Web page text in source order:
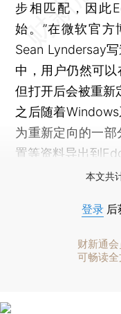
步相匹配，因此
始。”在微软官方
Sean Lyndersay
中，用户仍然可以
但打开后会被重新
之后随着
为重新定向的一
置等资料导出到
本文共
登录 后
财新通会
可畅读全